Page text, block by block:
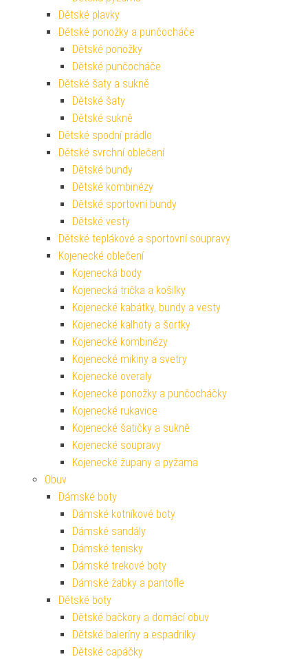
Dětské plavky
Dětské ponožky a punčocháče
Dětské ponožky
Dětské punčocháče
Dětské šaty a sukně
Dětské šaty
Dětské sukně
Dětské spodní prádlo
Dětské svrchní oblečení
Dětské bundy
Dětské kombinézy
Dětské sportovní bundy
Dětské vesty
Dětské teplákové a sportovní soupravy
Kojenecké oblečení
Kojenecká body
Kojenecká trička a košilky
Kojenecké kabátky, bundy a vesty
Kojenecké kalhoty a šortky
Kojenecké kombinézy
Kojenecké mikiny a svetry
Kojenecké overaly
Kojenecké ponožky a punčocháčky
Kojenecké rukavice
Kojenecké šatičky a sukně
Kojenecké soupravy
Kojenecké župany a pyžama
Obuv
Dámské boty
Dámské kotníkové boty
Dámské sandály
Dámské tenisky
Dámské trekové boty
Dámské žabky a pantofle
Dětské boty
Dětské bačkory a domácí obuv
Dětské baleríny a espadrilky
Dětské capáčky